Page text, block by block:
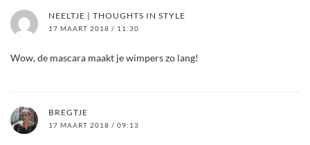
NEELTJE | THOUGHTS IN STYLE
17 MAART 2018 / 11:30
Wow, de mascara maakt je wimpers zo lang!
BREGTJE
17 MAART 2018 / 09:13